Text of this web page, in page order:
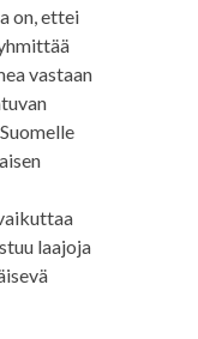
on, ettei
vastaan
laajoja